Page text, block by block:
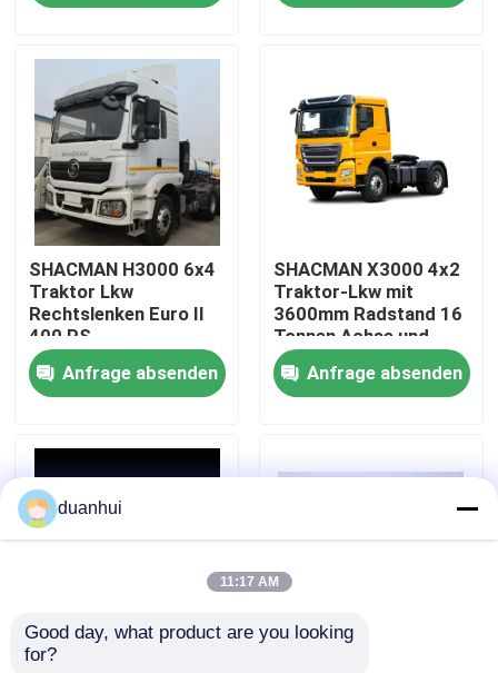
Produkte
Über uns
Werksbesichtigung
Qualitätskontrolle
Kontakt mit uns
Neuigkeiten
Bitte um ein Angebot
Schwerer Kipplaster
Traktor-LKW
SHACMAN H3000 6x4
Traktor Lkw
Rechtslenken Euro II
400 PS
Anfrage absenden
SHACMAN X3000 4x2
Traktor-Lkw mit
3600mm Radstand 16
Tonnen Achse und
400L
Treibstoffbehälter
Anfrage absenden
Shacman F3000 4x2
duanhui
11:17 AM
Good day, what product are you looking
for?